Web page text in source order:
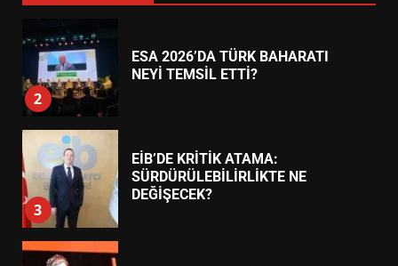
2
ESA 2026’DA TÜRK BAHARATI
NEYİ TEMSİL ETTİ?
3
EİB’DE KRİTİK ATAMA:
SÜRDÜRÜLEBİLİRLİKTE NE
DEĞİŞECEK?